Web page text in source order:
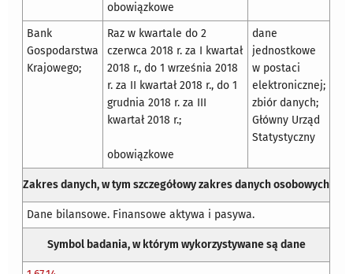
obowiązkowe
Bank
Gospodarstwa
Krajowego;
Raz w kwartale do 2
czerwca 2018 r. za I kwartał
2018 r., do 1 września 2018
r. za II kwartał 2018 r., do 1
grudnia 2018 r. za III
kwartał 2018 r.;
obowiązkowe
dane
jednostkowe
w postaci
elektronicznej;
zbiór danych;
Główny Urząd
Statystyczny
Zakres danych, w tym szczegółowy zakres danych osobowych
Dane bilansowe. Finansowe aktywa i pasywa.
Symbol badania, w którym wykorzystywane są dane